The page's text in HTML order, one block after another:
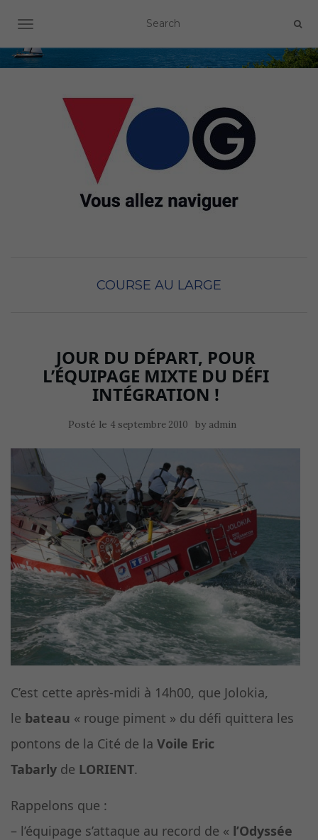
OUVRIR/FERMER LA NAVIGATION
COURSE AU LARGE
JOUR DU DÉPART, POUR
L’ÉQUIPAGE MIXTE DU DÉFI
INTÉGRATION !
Posté le 4 septembre 2010 by admin
C’est cette après-midi à 14h00, que Jolokia,
le bateau « rouge piment » du défi quittera les
pontons de la Cité de la Voile Eric
Tabarly de LORIENT.
Rappelons que :
– l’équipage s’attaque au record de « l’Odyssée